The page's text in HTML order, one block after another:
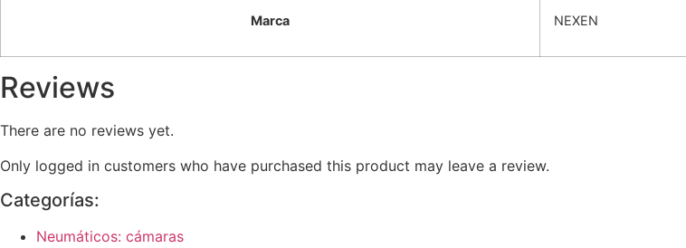
Marca NEXEN
Reviews
There are no reviews yet.
Only logged in customers who have purchased this product may leave a review.
Categorías:
Neumáticos: cámaras